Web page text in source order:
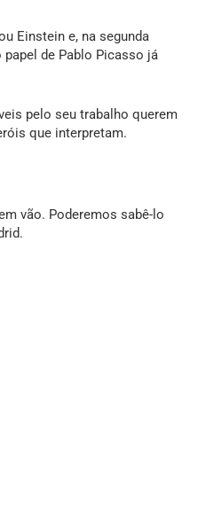
Einstein e, na segunda
de Pablo Picasso já
pelo seu trabalho querem
que interpretam.
vão. Poderemos sabê-lo